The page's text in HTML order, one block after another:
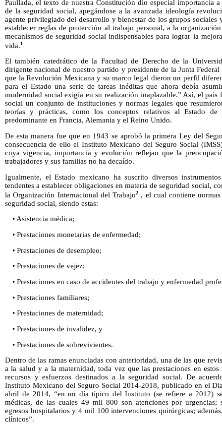
Paullada, el texto de nuestra Constitución dio especial importancia
de la seguridad social, apegándose a la avanzada ideología
agente privilegiado del desarrollo y bienestar de los grupos sociales
establecer reglas de protección al trabajo personal, a la
mecanismos de seguridad social indispensables para lograr la
vida.1
El también catedrático de la Facultad de Derecho de la
dirigente nacional de nuestro partido y presidente de la Junta
que la Revolución Mexicana y su marco legal dieron un perfil
para el Estado una serie de tareas inéditas que ahora debía
modernidad social exigía en su realización inaplazable.” Así, el país
social un conjunto de instituciones y normas legales que
teorías y prácticas, como los conceptos relativos al Estado de
predominante en Francia, Alemania y el Reino Unido.
De esta manera fue que en 1943 se aprobó la primera Ley del
consecuencia de ello el Instituto Mexicano del Seguro Social
cuya vigencia, importancia y evolución reflejan que la
trabajadores y sus familias no ha decaído.
Igualmente, el Estado mexicano ha suscrito diversos
tendentes a establecer obligaciones en materia de seguridad social,
la Organización Internacional del Trabajo2 , el cual contiene
seguridad social, siendo estas:
• Asistencia médica;
• Prestaciones monetarias de enfermedad;
• Prestaciones de desempleo;
• Prestaciones de vejez;
• Prestaciones en caso de accidentes del trabajo y enfermedad
• Prestaciones familiares;
• Prestaciones de maternidad;
• Prestaciones de invalidez, y
• Prestaciones de sobrevivientes.
Dentro de las ramas enunciadas con anterioridad, una de las que
a la salud y a la maternidad, toda vez que las prestaciones en
recursos y esfuerzos destinados a la seguridad social. De
Instituto Mexicano del Seguro Social 2014-2018, publicado en el
abril de 2014, “en un día típico del Instituto (se refiere a 2012)
médicas, de las cuales 49 mil 800 son atenciones por
egresos hospitalarios y 4 mil 100 intervenciones quirúrgicas;
clínicos”.